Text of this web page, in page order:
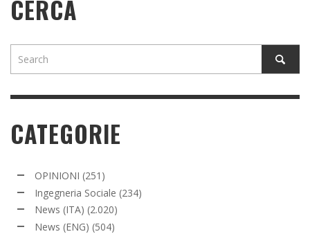
CERCA
CATEGORIE
OPINIONI (251)
Ingegneria Sociale (234)
News (ITA) (2.020)
News (ENG) (504)